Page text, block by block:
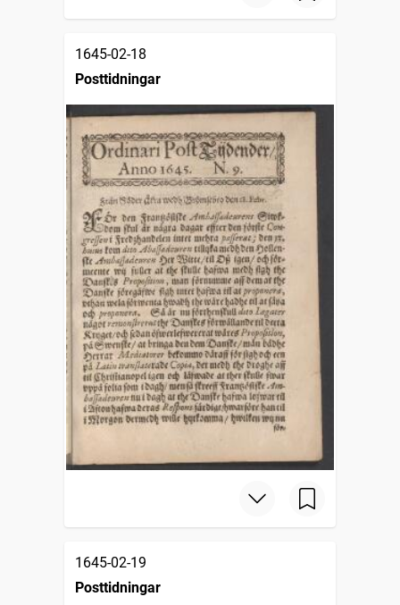
1645-02-18
Posttidningar
1645-02-19
Posttidningar